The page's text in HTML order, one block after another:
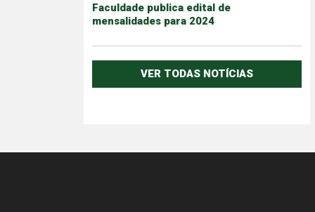
Faculdade publica edital de
mensalidades para 2024
VER TODAS NOTÍCIAS